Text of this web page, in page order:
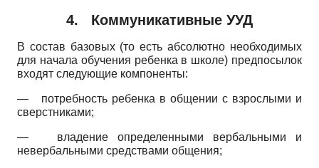
4. Коммуникативные УУД
В состав базовых (то есть абсолютно необходимых
для начала обучения ребенка в школе) предпосылок
входят следующие компоненты:
— потребность ребенка в общении с взрослыми и
сверстниками;
— владение определенными вербальными и
невербальными средствами общения;